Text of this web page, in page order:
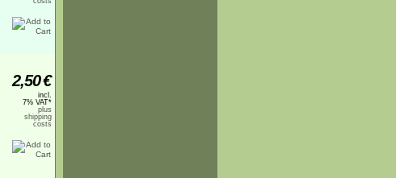
2,50€
incl.
7% VAT*
plus
shipping
costs